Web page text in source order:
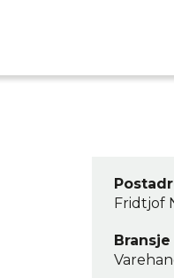
Fridtjof
Bransje